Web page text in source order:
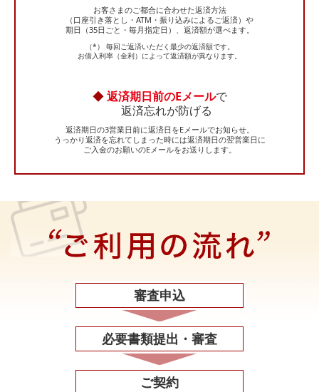
お客さまのご都合に合わせた返済方法
（口座引き落とし・ATM・振り込みによるご返済）や
期日（35日ごと・毎月指定日）、返済額が選べます。
（*） 毎回ご返済いただく最少の返済額です。
お借入利率（金利）によって返済額が異なります。
◆ 返済期日前のEメールで
返済忘れが防げる
返済期日の3営業日前に返済日をEメールでお知らせ。
うっかり返済を忘れてしまった時には返済期日の翌営業日に
ご入金のお願いのEメールをお送りします。
審査申込
必要書類提出・審査
ご契約